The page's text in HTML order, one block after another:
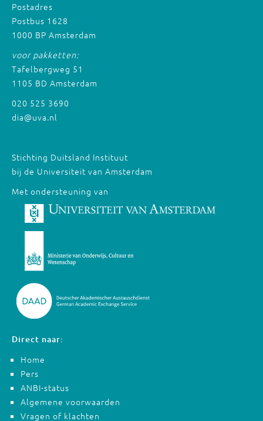
Postadres
Postbus 1628
1000 BP Amsterdam
voor pakketten:
Tafelbergweg 51
1105 BD Amsterdam
020 525 3690
dia@uva.nl
Stichting Duitsland Instituut
bij de Universiteit van Amsterdam
Met ondersteuning van
Direct naar:
Home
Pers
ANBI-status
Algemene voorwaarden
Vragen of klachten